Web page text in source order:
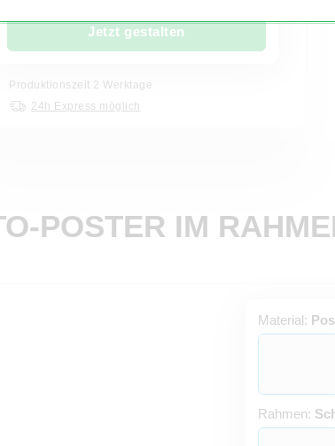
Jetzt gestalten
Produktionszeit 2 Werktage
24h Express möglich
POSTER IM
Material:
Rahmen: